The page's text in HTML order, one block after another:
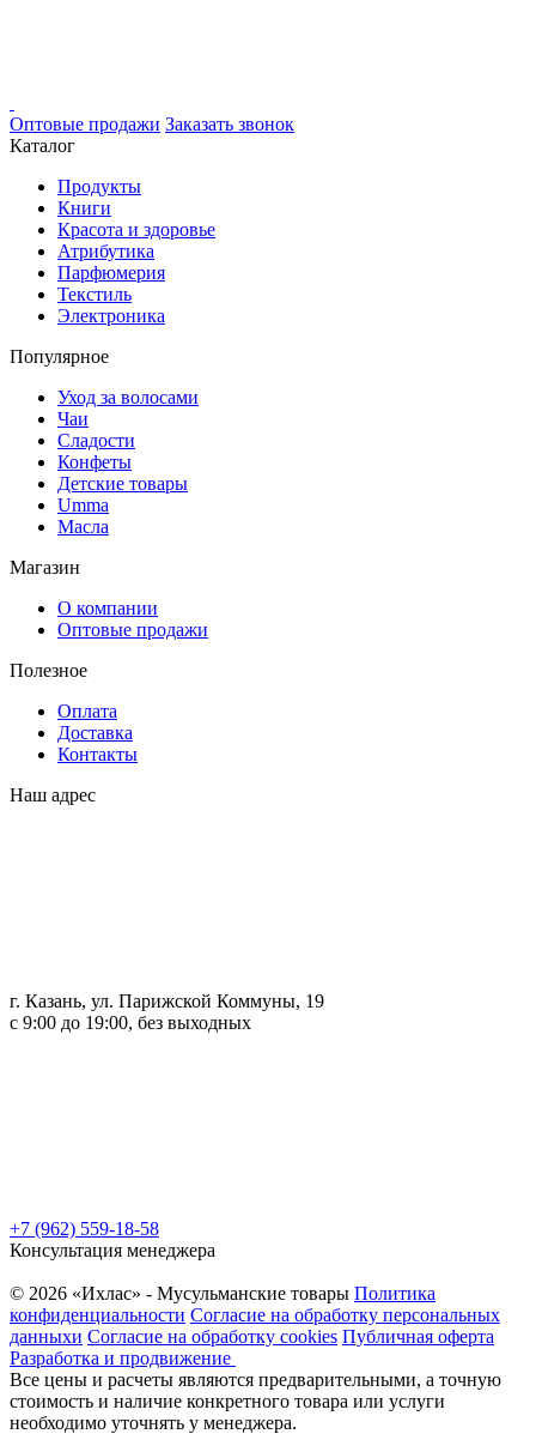
Оптовые продажи Заказать звонок
Каталог
Продукты
Книги
Красота и здоровье
Атрибутика
Парфюмерия
Текстиль
Электроника
Популярное
Уход за волосами
Чаи
Сладости
Конфеты
Детские товары
Umma
Масла
Магазин
О компании
Оптовые продажи
Полезное
Оплата
Доставка
Контакты
Наш адрес
г. Казань, ул. Парижской Коммуны, 19
с 9:00 до 19:00, без выходных
+7 (962) 559-18-58
Консультация менеджера
© 2026 «Ихлас» - Мусульманские товары Политика
конфиденциальности Согласие на обработку персональных
данныхи Согласие на обработку cookies Публичная оферта
Разработка и продвижение
Все цены и расчеты являются предварительными, а точную
стоимость и наличие конкретного товара или услуги
необходимо уточнять у менеджера.